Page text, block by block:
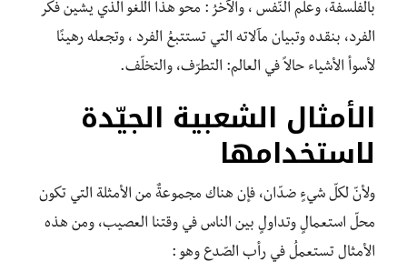
بالفلسفة، وعلم النّفس ، والآخرُ : محو هذا اللغو الذي يشين فكر
الفرد، بنقده وتبيان مآلاته التي تستتبعُ الفرد ، وتجعله رهينًا
لأسوأ الأشياء حالاً في العالم: التطرّف، والتخلّف.
الأمثال الشعبية الجيّدة
لاستخدامها
ولأنّ لكلّ شيءٍ ضدّان، فإن هناك مجموعةٌ من الأمثلة التي تكون
محلّ استعمالٍ وتداولٍ بين الناس في وقتنا العصيب، ومن هذه
الأمثال تستعملُ في رأب الصّدع وهو :